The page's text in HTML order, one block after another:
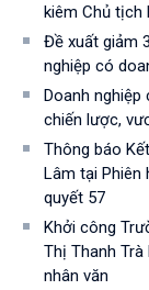
kiêm Chủ tịch
Đề xuất giảm
nghiệp có
Doanh nghiệp
chiến lược,
Thông báo
Lâm tại Phiên
quyết 57
Khởi công
Thị Thanh
nhân văn